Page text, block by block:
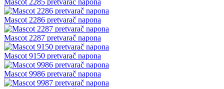
Mascot 2285 pretvarač napona
Mascot 2286 pretvarač napona
Mascot 2287 pretvarač napona
Mascot 9150 pretvarač napona
Mascot 9986 pretvarač napona